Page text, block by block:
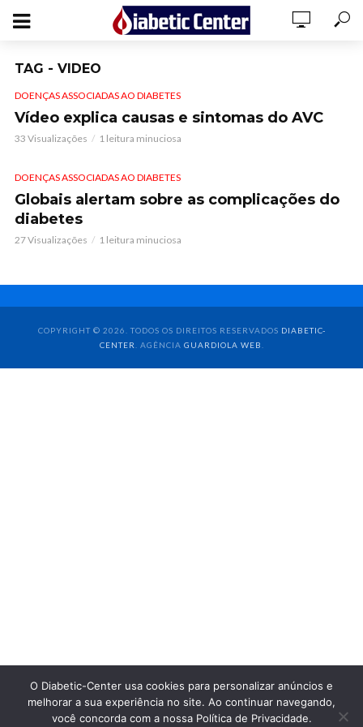
TAG - VIDEO
DOENÇAS ASSOCIADAS AO DIABETES
Vídeo explica causas e sintomas do AVC
33 Visualizações 1 leitura minuciosa
DOENÇAS ASSOCIADAS AO DIABETES
Globais alertam sobre as complicações do
diabetes
27 Visualizações 1 leitura minuciosa
COPYRIGHT © 2026. TODOS OS DIREITOS RESERVADOS DIABETIC-
CENTER
. AGÊNCIA GUARDIOLA WEB
O Diabetic-Center usa cookies para personalizar anúncios e
melhorar a sua experiência no site. Ao continuar navegando,
você concorda com a nossa Política de Privacidade.